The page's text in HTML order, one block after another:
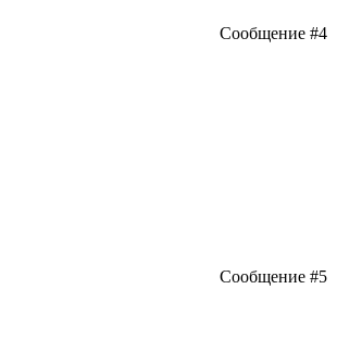
Сообщение #4
Сообщение #5